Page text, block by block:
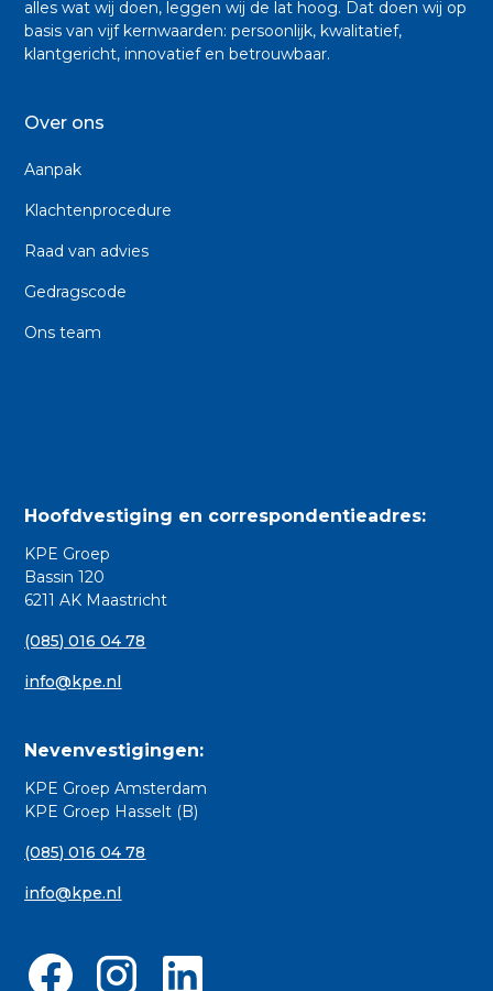
alles wat wij doen, leggen wij de lat hoog. Dat doen wij op
basis van vijf kernwaarden: persoonlijk, kwalitatief,
klantgericht, innovatief en betrouwbaar.
Over ons
Aanpak
Klachtenprocedure
Raad van advies
Gedragscode
Ons team
Hoofdvestiging en correspondentieadres:
KPE Groep
Bassin 120
6211 AK Maastricht
(085) 016 04 78
info@kpe.nl
Nevenvestigingen:
KPE Groep Amsterdam
KPE Groep Hasselt (B)
(085) 016 04 78
info@kpe.nl